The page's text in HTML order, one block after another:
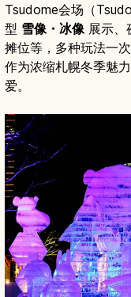
Tsudome会场（
型 雪像・冰像展示、
摊位等，多种玩法一次
作为浓缩札幌冬季魅
爱。